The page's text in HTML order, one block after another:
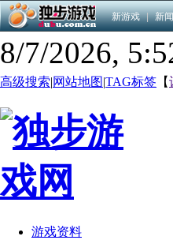
新游戏 | 新闻
8/7/2026,
高级搜索|网站地图|TAG标签 【
游戏资料